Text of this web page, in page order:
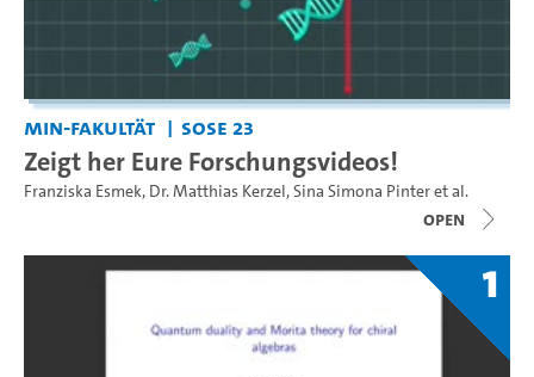
MIN-Fakultät SoSe 23
Zeigt her Eure Forschungsvideos!
Franziska Esmek, Dr. Matthias Kerzel,Sina Simona Pinteret al.
open
1